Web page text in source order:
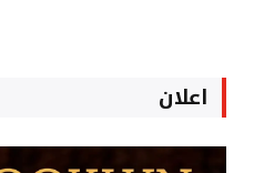
اعلان